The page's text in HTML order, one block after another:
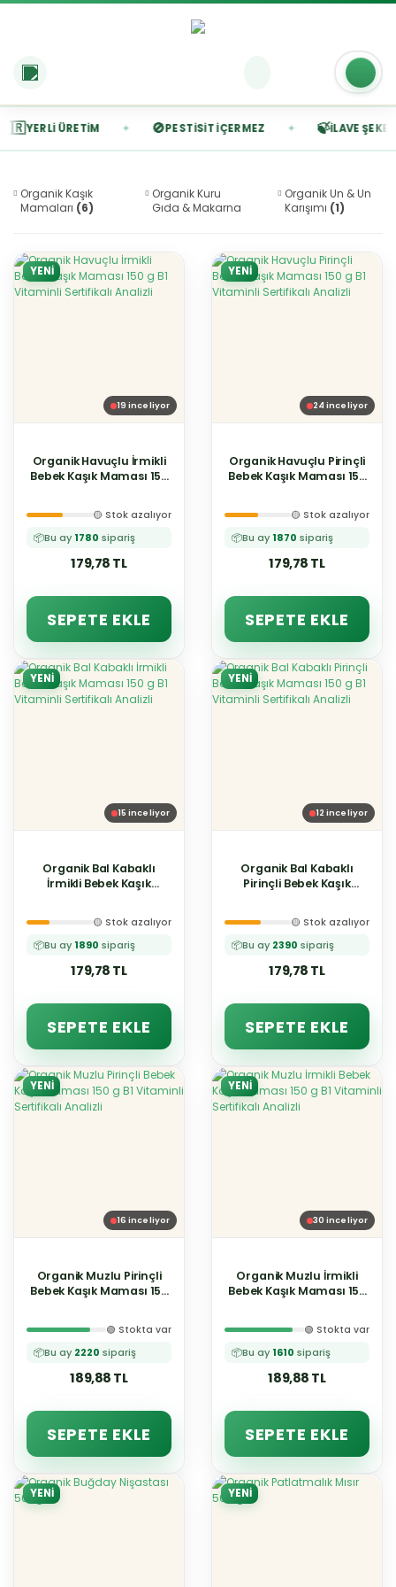
YERLI ÜRETIM ✦ 🚫 PESTISIT İÇERMEZ ✦ 🍃 İLAVE ŞEKERSIZ
Organik Kaşık
Mamaları (6)
Organik Kuru
Gıda & Makarna
Organik Un & Un
Karışımı (1)
19 inceliyor
Organik Havuçlu İrmikli
Bebek Kaşık Maması 150
📦Bu ay 1780 sipariş
179,78 TL
🟡 Stok azalıyor
SEPETE EKLE
YENİ
24 inceliyor
Organik Havuçlu Pirinçli
Bebek Kaşık Maması 150
📦Bu ay 1870 sipariş
179,78 TL
🟡 Stok azalıyor
SEPETE EKLE
YENİ
15 inceliyor
Organik Bal Kabaklı
İrmikli Bebek Kaşık
Analizli
📦Bu ay 1890 sipariş
179,78 TL
🟡 Stok azalıyor
SEPETE EKLE
YENİ
12 inceliyor
Organik Bal Kabaklı
Pirinçli Bebek Kaşık
Analizli
📦Bu ay 2390 sipariş
179,78 TL
🟡 Stok azalıyor
SEPETE EKLE
YENİ
16 inceliyor
Organik Muzlu Pirinçli
Bebek Kaşık Maması 150
📦Bu ay 2220 sipariş
189,88 TL
🟢 Stokta var
SEPETE EKLE
YENİ
30 inceliyor
Organik Muzlu İrmikli
Bebek Kaşık Maması 150
📦Bu ay 1610 sipariş
189,88 TL
🟢 Stokta var
SEPETE EKLE
YENİ
YENİ YENİ